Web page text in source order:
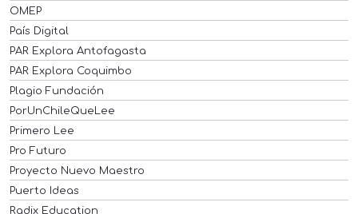
OMEP
País Digital
PAR Explora Antofagasta
PAR Explora Coquimbo
Plagio Fundación
PorUnChileQueLee
Primero Lee
Pro Futuro
Proyecto Nuevo Maestro
Puerto Ideas
Radix Education